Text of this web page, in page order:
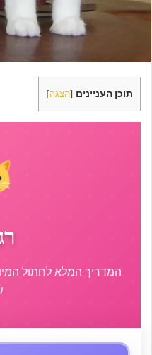
תוכן העניינים [הצגה]
המדריך המלא לחתול